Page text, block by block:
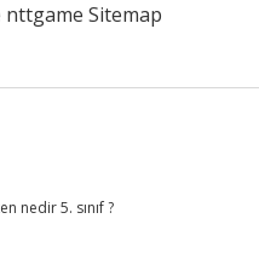
nttgame Sitemap
nedir 5. sınıf ?